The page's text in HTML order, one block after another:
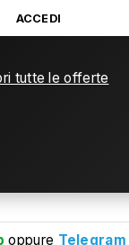
ACCEDI
tutte le offerte
oppure Telegram